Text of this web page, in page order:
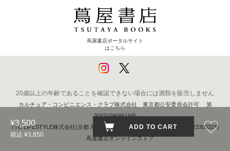
¥3,500
税込 ¥3,850
ADD TO CART
蔦屋書店ポータルサイト
はこちら
20歳以上の年齢であることを確認できない場合には酒類を販売しません
カルチュア・コンビニエンス・クラブ株式会社 東京都公安委員会許可 第
303310908618号
TTC LIFESTYLE株式会社(京都 蔦屋書店) 京都府公安委員会 第611262330032号
蔦屋書店オンラインストア